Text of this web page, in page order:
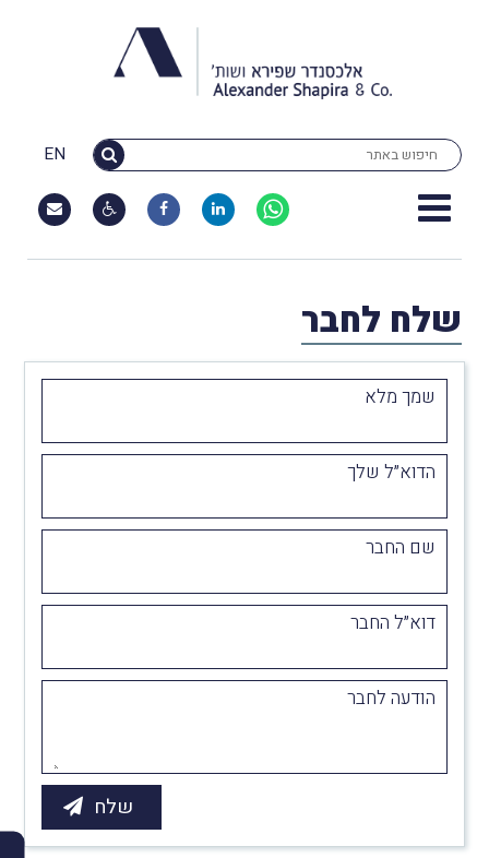
EN
שלח לחבר
שמך מלא
הדוא״ל שלך
שם החבר
דוא״ל החבר
הודעה לחבר